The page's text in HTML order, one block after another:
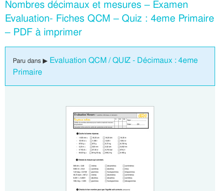
Nombres décimaux et mesures – Examen
Evaluation- Fiches QCM – Quiz : 4eme Primaire
– PDF à imprimer
Paru dans ▶ Evaluation QCM / QUIZ - Décimaux : 4eme
Primaire